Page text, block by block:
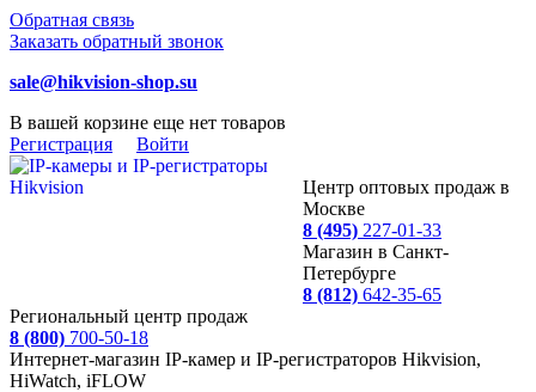
Обратная связь
Заказать обратный звонок
sale@hikvision-shop.su
В вашей корзине еще нет товаров
Регистрация
Войти
Центр оптовых продаж в
Москве
8 (495) 227-01-33
Магазин в Санкт-
Петербурге
8 (812) 642-35-65
Региональный центр продаж
8 (800) 700-50-18
Интернет-магазин IP-камер и IP-регистраторов Hikvision,
HiWatch, iFLOW